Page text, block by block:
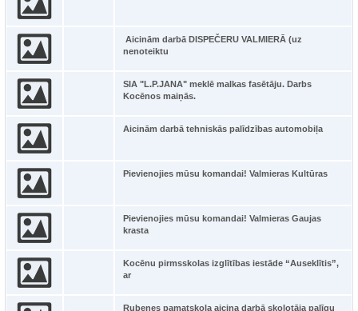
Aicinām darbā DISPEČERU VALMIERĀ (uz
nenoteiktu
SIA "L.P.JANA" meklē malkas fasētāju. Darbs
Kocēnos maiņās.
Aicinām darbā tehniskās palīdzības automobiļa
Pievienojies mūsu komandai! Valmieras Kultūras
Pievienojies mūsu komandai! Valmieras Gaujas
krasta
Kocēnu pirmsskolas izglītības iestāde “Auseklītis”,
ar
Rubenes pamatskola aicina darbā skolotāja palīgu